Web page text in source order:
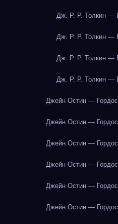
Дж. Р. Р. Толкин —
Дж. Р. Р. Толкин —
Дж. Р. Р. Толкин —
Дж. Р. Р. Толкин —
Джейн Остин —
Джейн Остин —
Джейн Остин —
Джейн Остин —
Джейн Остин —
Джейн Остин —